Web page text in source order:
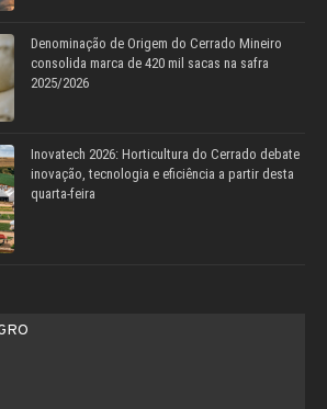
Denominação de Origem do Cerrado Mineiro
consolida marca de 420 mil sacas na safra
2025/2026
Inovatech 2026: Horticultura do Cerrado debate
inovação, tecnologia e eficiência a partir desta
quarta-feira